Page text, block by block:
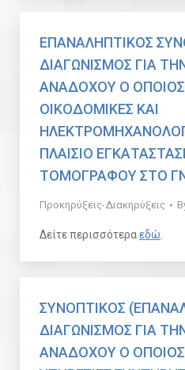
ΕΠΑΝΑΛΗΠΤΙΚΟΣ
ΔΙΑΓΩΝΙΣΜΟΣ ΓΙΑ
ΑΝΑΔΟΧΟΥ Ο ΟΠΟΙΟΣ
ΟΙΚΟΔΟΜΙΚΕΣ ΚΑΙ
ΠΛΑΙΣΙΟ
ΤΟΜΟΓΡΑΦΟΥ ΣΤΟ
Προκηρύξεις-Διακηρύξεις
Δείτε περισσότεραεδώ
ΣΥΝΟΠΤΙΚΟΣ
ΔΙΑΓΩΝΙΣΜΟΣ ΓΙΑ
ΑΝΑΔΟΧΟΥ Ο ΟΠΟΙΟΣ